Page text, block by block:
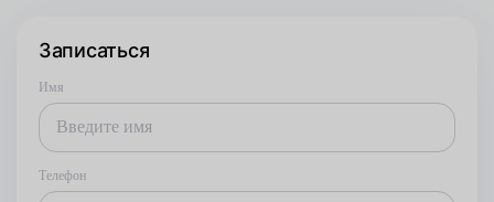
Записаться
Имя
Телефон